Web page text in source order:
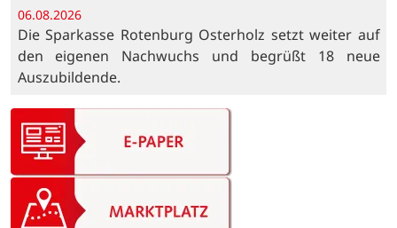
06.08.2026
Die Sparkasse Rotenburg Osterholz setzt weiter auf
den eigenen Nachwuchs und begrüßt 18 neue
Auszubildende.